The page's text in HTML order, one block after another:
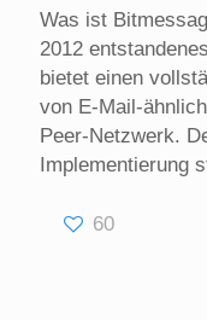
Was ist
2012
bietet einen
von E-Mail-
Peer-Netzwerk.
Implementierung
60